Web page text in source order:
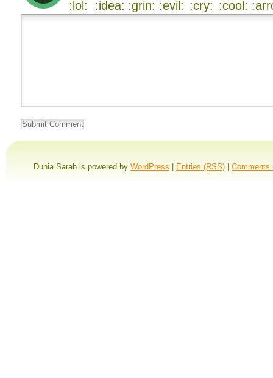
Dunia Sarah is powered by WordPress Entries (RSS) Comments